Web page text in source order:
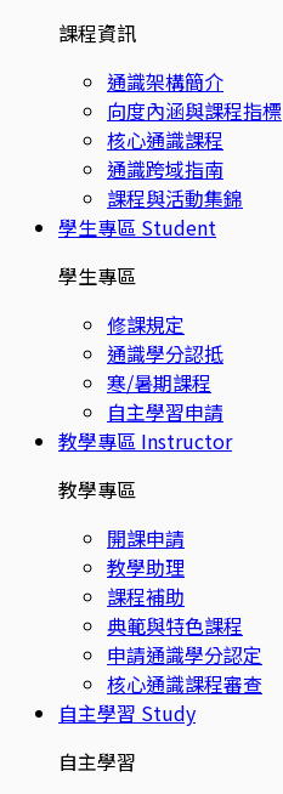
課程資訊
通識架構簡介
向度內涵與課程指標
核心通識課程
通識跨域指南
課程與活動集錦
學生專區 Student
學生專區
修課規定
通識學分認抵
寒/暑期課程
自主學習申請
教學專區 Instructor
教學專區
開課申請
教學助理
課程補助
典範與特色課程
申請通識學分認定
核心通識課程審查
自主學習 Study
自主學習